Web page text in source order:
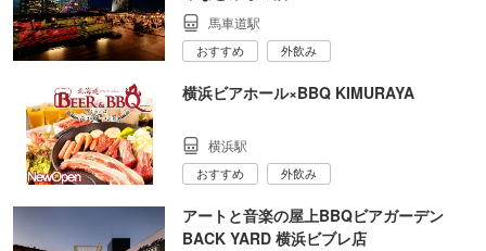
馬車道駅
おすすめ 外飲み
横浜ビアホール×BBQ KIMURAYA
横浜駅
おすすめ 外飲み
アートと音楽の屋上BBQビアガーデン
BACK YARD 横浜ビブレ店